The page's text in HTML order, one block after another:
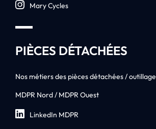
Mary Cycles
PIÈCES DÉTACHÉES
Nos métiers des pièces détachées / outillage
MDPR Nord / MDPR Ouest
LinkedIn MDPR